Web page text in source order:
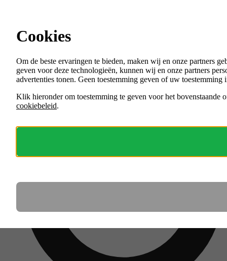
Menu
VACATURES
ORGANISATIES
Cookies
Om de beste ervaringen te bieden, maken wij en onze partners
geven voor deze technologieën, kunnen wij en onze partners
advertenties tonen. Geen toestemming geven of uw
Klik hieronder om toestemming te geven voor het bovenstaande
cookiebeleid.